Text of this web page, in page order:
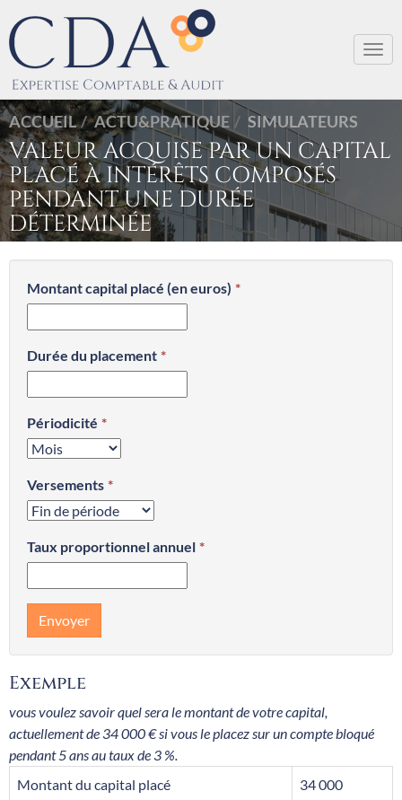
ACCUEIL ACTU&PRATIQUE SIMULATEURS
VALEUR ACQUISE PAR UN CAPITAL
PLACÉ À INTÉRÊTS COMPOSÉS
PENDANT UNE DURÉE
DÉTERMINÉE
Montant capital placé (en euros)
Durée du placement
Périodicité
Versements
Taux proportionnel annuel
Envoyer
Exemple
vous voulez savoir quel sera le montant de votre capital,
actuellement de 34 000 € si vous le placez sur un compte bloqué
pendant 5 ans au taux de 3 %.
Montant du capital placé
34 000